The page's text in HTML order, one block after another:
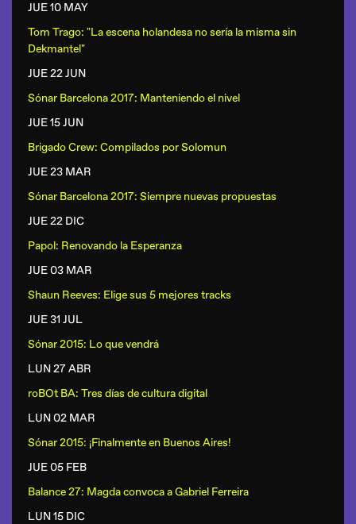
JUE 10 MAY
Tom Trago: "La escena holandesa no sería la misma sin
Dekmantel"
JUE 22 JUN
Sónar Barcelona 2017: Manteniendo el nivel
JUE 15 JUN
Brigado Crew: Compilados por Solomun
JUE 23 MAR
Sónar Barcelona 2017: Siempre nuevas propuestas
JUE 22 DIC
Papol: Renovando la Esperanza
JUE 03 MAR
Shaun Reeves: Elige sus 5 mejores tracks
JUE 31 JUL
Sónar 2015: Lo que vendrá
LUN 27 ABR
roBOt BA: Tres días de cultura digital
LUN 02 MAR
Sónar 2015: ¡Finalmente en Buenos Aires!
JUE 05 FEB
Balance 27: Magda convoca a Gabriel Ferreira
LUN 15 DIC